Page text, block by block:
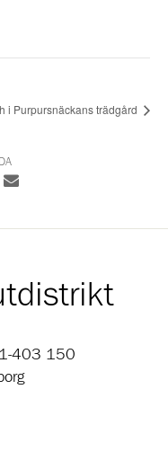
i Purpursnäckans trädgård
på Linkedin
Dela med E-post
403 150